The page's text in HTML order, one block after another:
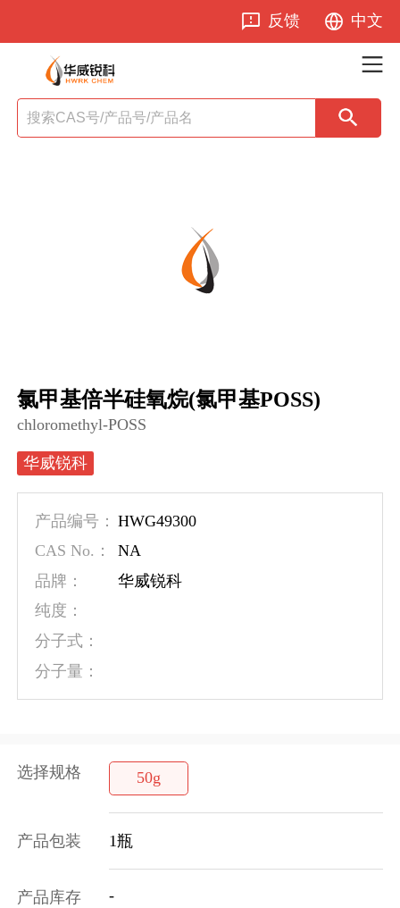
反馈 中文
氯甲基倍半硅氧烷(氯甲基POSS)
chloromethyl-POSS
华威锐科
产品编号： HWG49300
CAS No.：
NA
品牌：
华威锐科
纯度：
分子式：
分子量：
选择规格 50g
产品包装 1瓶
产品库存 -